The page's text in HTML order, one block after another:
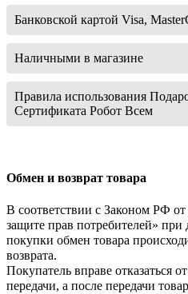
Банковской картой Visa,
Наличными в магазине
Правила использования
Сертификата Робот Всем
Обмен и возврат товара
В соответствии с Законом РФ
защите прав потребителей»
покупки обмен товара
возврата.
Покупатель вправе отказаться
передачи, а после передачи